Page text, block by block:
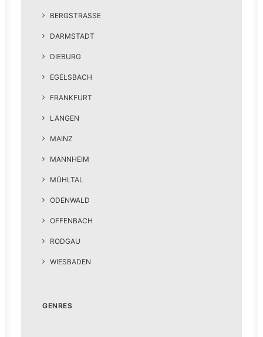
BERGSTRASSE
DARMSTADT
DIEBURG
EGELSBACH
FRANKFURT
LANGEN
MAINZ
MANNHEIM
MÜHLTAL
ODENWALD
OFFENBACH
RODGAU
WIESBADEN
GENRES